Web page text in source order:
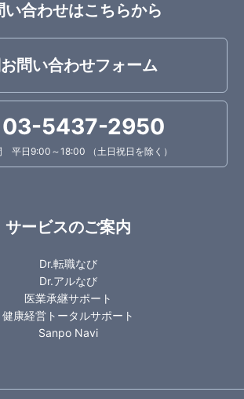
い合わせはこちらから
お問い合わせフォーム
03-5437-2950
平日9:00～18:00 （土日祝日を除く）
サービスのご案内
Dr.転職なび
Dr.アルなび
医業承継サポート
健康経営トータルサポート
Sanpo Navi